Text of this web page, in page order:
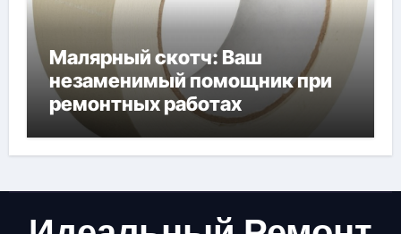
Малярный скотч: Ваш
незаменимый помощник при
ремонтных работах